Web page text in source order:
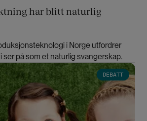
har blitt naturlig
i Norge utfordrer
ser på som et naturlig svangerskap.
DEBATT